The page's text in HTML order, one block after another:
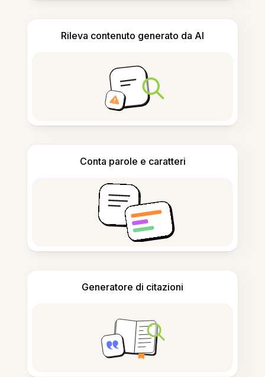
Rileva contenuto generato da AI
Conta parole e caratteri
Generatore di citazioni